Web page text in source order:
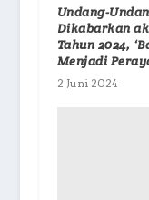
Undang-
Dikabarkan
Tahun 2024,
Menjadi
2 Juni 2024